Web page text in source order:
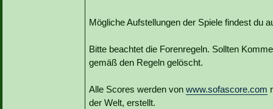
Mögliche Aufstellungen der Spiele findest du
Bitte beachtet die Forenregeln. Sollten
gemäß den Regeln gelöscht.
Alle Scores werden von www.sofascore.com
der Welt, erstellt.